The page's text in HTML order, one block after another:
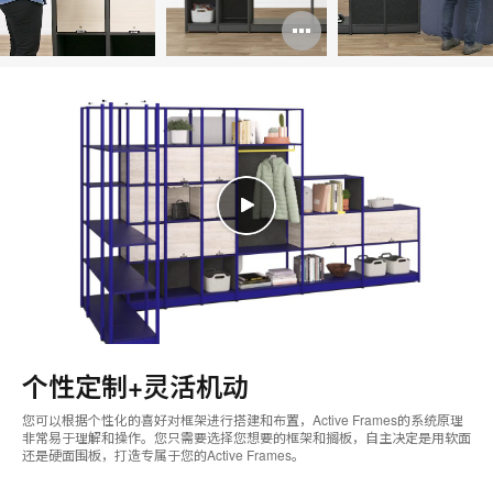
提
框
打
开
图
片
工
具
提
示
个性定制+灵活机动
您可以根据个性化的喜好对框架进行搭建和布置，Active Frames的系统原理
非常易于理解和操作。您只需要选择您想要的框架和搁板，自主决定是用软面
还是硬面围板，打造专属于您的Active Frames。